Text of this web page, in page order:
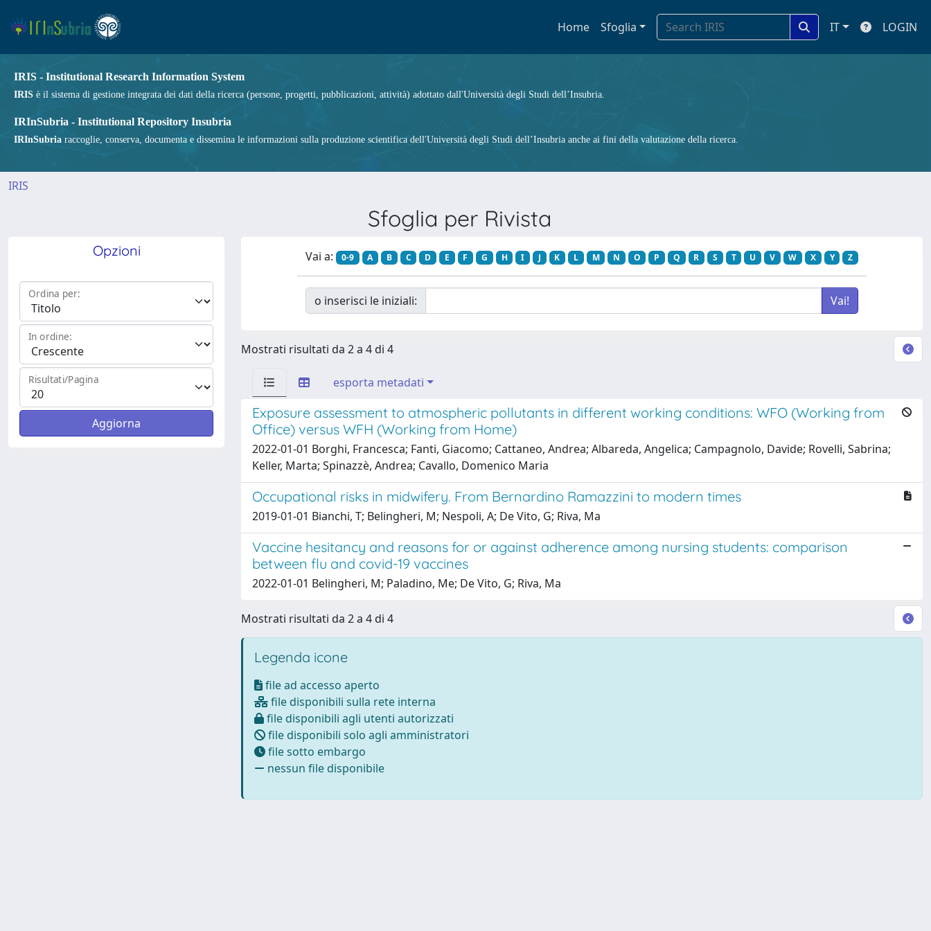
Home Sfoglia IT LOGIN
IRIS - Institutional Research Information System
IRIS è il sistema di gestione integrata dei dati della ricerca (persone, progetti, pubblicazioni, attività) adottato dall'Università degli Studi dell’Insubria.
IRInSubria - Institutional Repository Insubria
IRInSubria raccoglie, conserva, documenta e dissemina le informazioni sulla produzione scientifica dell'Università degli Studi dell’Insubria anche ai fini della valutazione della ricerca.
IRIS
Sfoglia per Rivista
Opzioni
Ordina per:
In ordine:
Risultati/Pagina
Vai a: 0-9 A B C D E F G H I J K L M N O P Q R S T U V W X Y Z
o inserisci le iniziali:
Mostrati risultati da 2 a 4 di 4
esporta metadati
Exposure assessment to atmospheric pollutants in different working conditions: WFO (Working from
Office) versus WFH (Working from Home)
2022-01-01 Borghi, Francesca; Fanti, Giacomo; Cattaneo, Andrea; Albareda, Angelica; Campagnolo, Davide; Rovelli, Sabrina;
Keller, Marta; Spinazzè, Andrea; Cavallo, Domenico Maria
Occupational risks in midwifery. From Bernardino Ramazzini to modern times
2019-01-01 Bianchi, T; Belingheri, M; Nespoli, A; De Vito, G; Riva, Ma
Vaccine hesitancy and reasons for or against adherence among nursing students: comparison
between flu and covid-19 vaccines
2022-01-01 Belingheri, M; Paladino, Me; De Vito, G; Riva, Ma
Mostrati risultati da 2 a 4 di 4
Legenda icone
file ad accesso aperto
file disponibili sulla rete interna
file disponibili agli utenti autorizzati
file disponibili solo agli amministratori
file sotto embargo
nessun file disponibile